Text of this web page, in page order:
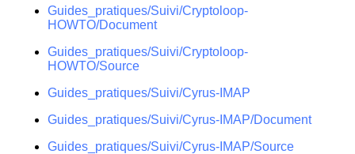
Guides_pratiques/Suivi/Cryptoloop-
HOWTO/Document
Guides_pratiques/Suivi/Cryptoloop-
HOWTO/Source
Guides_pratiques/Suivi/Cyrus-IMAP
Guides_pratiques/Suivi/Cyrus-IMAP/Document
Guides_pratiques/Suivi/Cyrus-IMAP/Source